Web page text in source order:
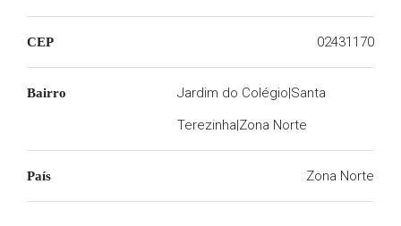
CEP 02431170
Bairro
Jardim do Colégio|Santa
Terezinha|Zona Norte
País Zona Norte